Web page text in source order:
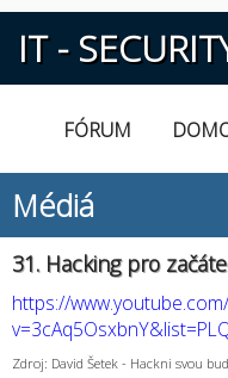
IT -
FÓRUM
Médiá
31. Hacking pro
https://
Zdroj: David Šetek - Hackni svou